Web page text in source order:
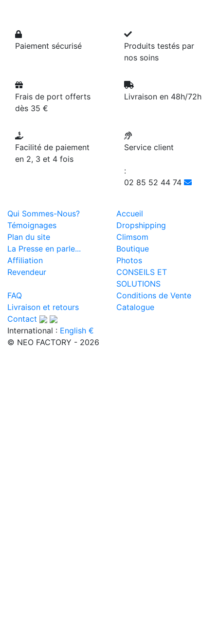
Paiement sécurisé
Produits testés par
nos soins
Frais de port offerts
dès 35 €
Livraison en 48h/72h
Facilité de paiement
en 2, 3 et 4 fois
Service client
:
02 85 52 44 74
Qui Sommes-Nous?
Accueil
Témoignages
Dropshipping
Plan du site
Climsom
La Presse en parle...
Boutique
Affiliation
Photos
Revendeur
CONSEILS ET
SOLUTIONS
FAQ
Conditions de Vente
Livraison et retours
Catalogue
Contact
International : English €
© NEO FACTORY - 2026